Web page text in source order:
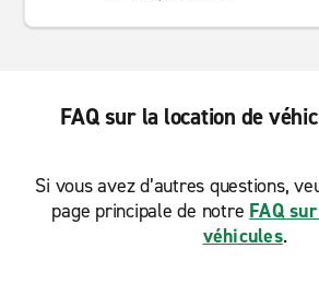
FAQ sur la location de
Si vous avez d’autres questions,
page principale de notre FAQ
véhicules.